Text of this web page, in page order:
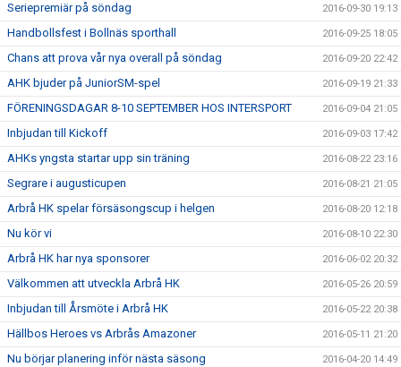
Seriepremiär på söndag 2016-09-30 19:13
Handbollsfest i Bollnäs sporthall 2016-09-25 18:05
Chans att prova vår nya overall på söndag 2016-09-20 22:42
AHK bjuder på JuniorSM-spel 2016-09-19 21:33
FÖRENINGSDAGAR 8-10 SEPTEMBER HOS INTERSPORT 2016-09-04 21:05
Inbjudan till Kickoff 2016-09-03 17:42
AHKs yngsta startar upp sin träning 2016-08-22 23:16
Segrare i augusticupen 2016-08-21 21:05
Arbrå HK spelar försäsongscup i helgen 2016-08-20 12:18
Nu kör vi 2016-08-10 22:30
Arbrå HK har nya sponsorer 2016-06-02 20:32
Välkommen att utveckla Arbrå HK 2016-05-26 20:59
Inbjudan till Årsmöte i Arbrå HK 2016-05-22 20:38
Hällbos Heroes vs Arbrås Amazoner 2016-05-11 21:20
Nu börjar planering inför nästa säsong 2016-04-20 14:49